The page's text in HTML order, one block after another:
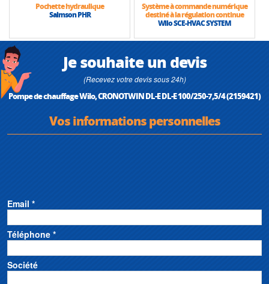
Pochette hydraulique
Salmson PHR
Système à commande numérique
destiné à la régulation continue
Wilo SCE-HVAC SYSTEM
Je souhaite un devis
(Recevez votre devis sous 24h)
Pompe de chauffage Wilo, CRONOTWIN DL-E DL-E 100/250-7,5/4 (2159421)
Vos informations personnelles
Email *
Téléphone *
Société